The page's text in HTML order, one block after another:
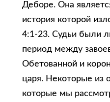
Деборе. Она
история которой
4:1-23. Судьи были
период между
Обетованной и
царя. Некоторые из
которые мы